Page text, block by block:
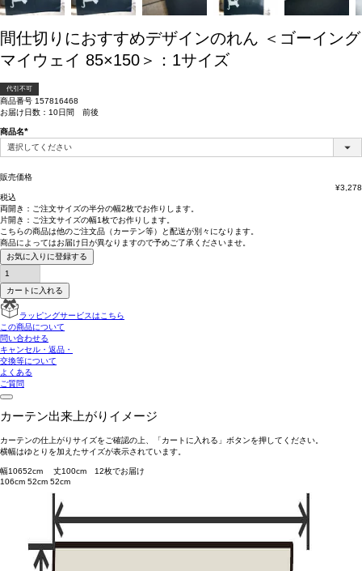
間仕切りにおすすめデザインのれん ＜ゴーイング
マイウェイ 85×150＞：1サイズ
代引不可
商品番号 157816468
お届け日数：10日間 前後
商品名
(必
須)
販売価格
¥3,278
税込
両開き： ご注文サイズの半分の幅2枚でお作りします。
片開き： ご注文サイズの幅1枚でお作りします。
こちらの商品は他のご注文品（カーテン等）と配送が別々 になります。
商品によってはお届け日が異なりますので予めご了承くださいませ。
お気に入りに登録する
カートに入れる
ラッピングサービスはこちら
この商品について
問い合わせる
キャンセル・返品・
交換等について
よくある
ご質問
カーテン出来上がりイメージ
カーテンの仕上がりサイズをご確認の上、「カートに入れる」ボタンを押してください。
横幅はゆとりを加えたサイズが表示されています。
幅10652cm 丈100cm 12枚でお届け
106cm 52cm 52cm